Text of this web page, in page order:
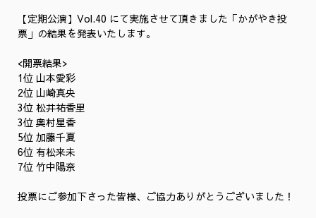
【定期公演】Vol.40 にて実施させて頂きました「かがやき投
票」の結果を発表いたします。
<開票結果>
1位 山本愛彩
2位 山崎真央
3位 松井祐香里
3位 奥村星香
5位 加藤千夏
6位 有松来未
7位 竹中陽奈
投票にご参加下さった皆様、ご協力ありがとうございました！